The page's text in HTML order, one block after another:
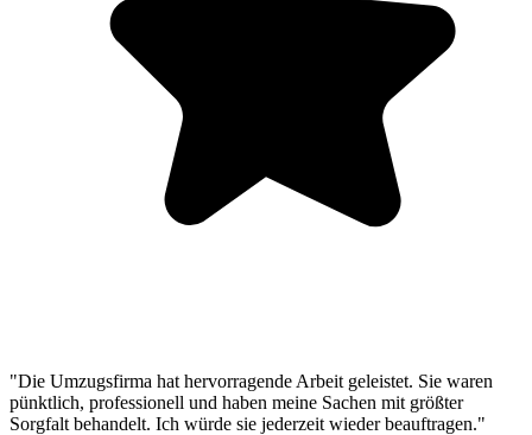
"Die Umzugsfirma hat hervorragende Arbeit geleistet. Sie waren
pünktlich, professionell und haben meine Sachen mit größter
Sorgfalt behandelt. Ich würde sie jederzeit wieder beauftragen."